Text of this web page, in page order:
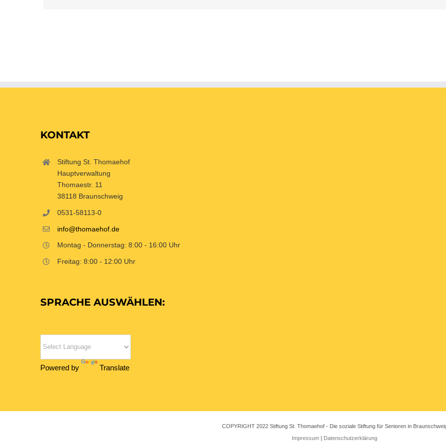
KONTAKT
Stiftung St. Thomaehof
Hauptverwaltung
Thomaestr. 11
38118 Braunschweig
0531-58113-0
info@thomaehof.de
Montag - Donnerstag: 8:00 - 16:00 Uhr
Freitag: 8:00 - 12:00 Uhr
SPRACHE AUSWÄHLEN:
Powered by Translate
COPYRIGHT 2022 Stiftung St. Thomaehof - Die soziale Stiftung für Senioren in
Impressum | Datenschutzerklärung